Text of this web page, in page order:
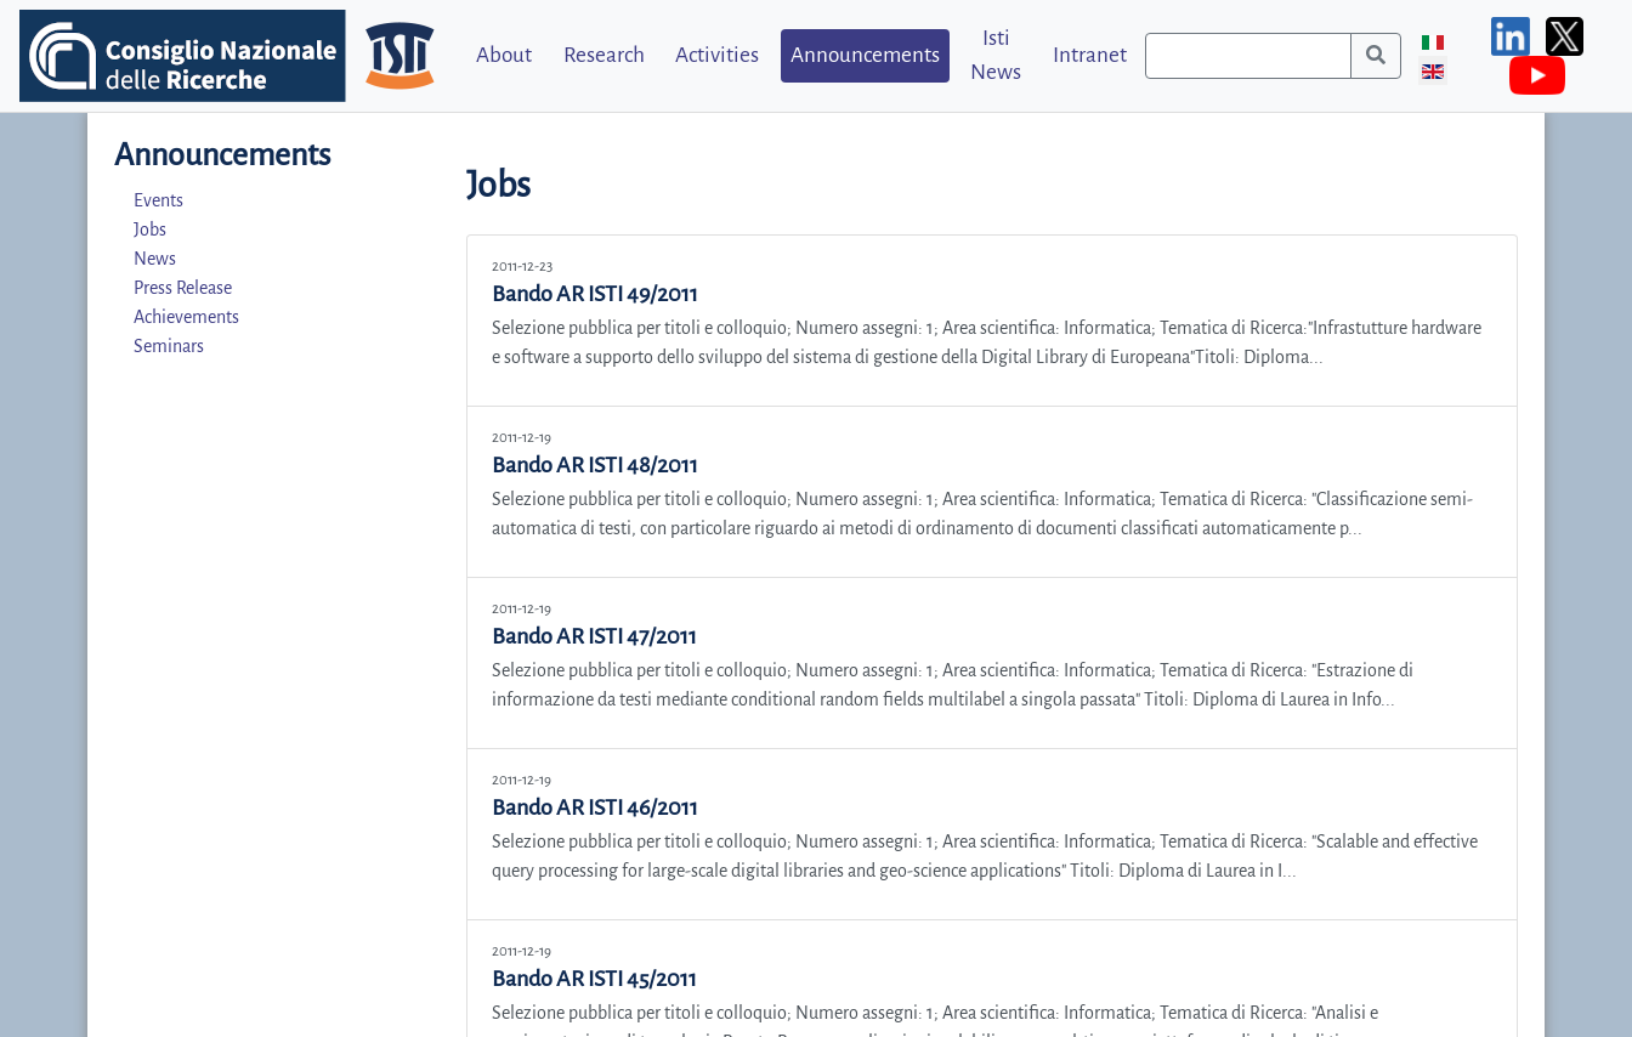
About Research Activities Announcements
Isti
News
Intranet
Announcements
Events
Jobs
News
Press Release
Achievements
Seminars
Jobs
2011-12-23
Bando AR ISTI 49/2011
Selezione pubblica per titoli e colloquio; Numero assegni: 1; Area scientifica: Informatica; Tematica di Ricerca:"Infrastutture hardware
e software a supporto dello sviluppo del sistema di gestione della Digital Library di Europeana"Titoli: Diploma...
2011-12-19
Bando AR ISTI 48/2011
Selezione pubblica per titoli e colloquio; Numero assegni: 1; Area scientifica: Informatica; Tematica di Ricerca: "Classificazione semi-
automatica di testi, con particolare riguardo ai metodi di ordinamento di documenti classificati automaticamente p...
2011-12-19
Bando AR ISTI 47/2011
Selezione pubblica per titoli e colloquio; Numero assegni: 1; Area scientifica: Informatica; Tematica di Ricerca: "Estrazione di
informazione da testi mediante conditional random fields multilabel a singola passata" Titoli: Diploma di Laurea in Info...
2011-12-19
Bando AR ISTI 46/2011
Selezione pubblica per titoli e colloquio; Numero assegni: 1; Area scientifica: Informatica; Tematica di Ricerca: "Scalable and effective
query processing for large-scale digital libraries and geo-science applications" Titoli: Diploma di Laurea in I...
2011-12-19
Bando AR ISTI 45/2011
Selezione pubblica per titoli e colloquio; Numero assegni: 1; Area scientifica: Informatica; Tematica di Ricerca: "Analisi e